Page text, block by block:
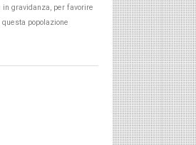
gravidanza, per favorire
popolazione